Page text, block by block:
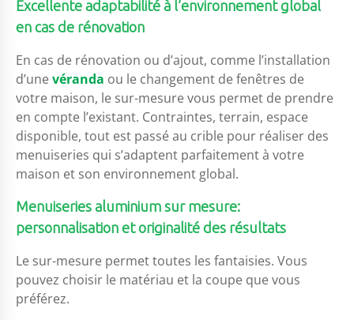
Excellente adaptabilité à l’environnement global
en cas de rénovation
En cas de rénovation ou d’ajout, comme l’installation
d’unevéranda ou le changement de fenêtres de
votre maison, le sur-mesure vous permet de prendre
en compte l’existant. Contraintes, terrain, espace
disponible, tout est passé au crible pour réaliser des
menuiseries qui s’adaptent parfaitement à votre
maison et son environnement global.
Menuiseries aluminium sur mesure:
personnalisation et originalité des résultats
Le sur-mesure permet toutes les fantaisies. Vous
pouvez choisir le matériau et la coupe que vous
préférez.